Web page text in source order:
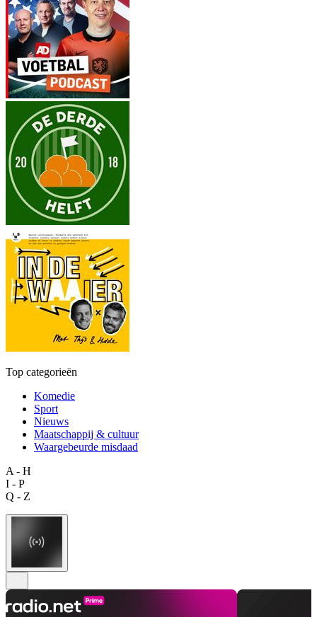
Top categorieën
Komedie
Sport
Nieuws
Maatschappij & cultuur
Waargebeurde misdaad
A - H
I - P
Q - Z